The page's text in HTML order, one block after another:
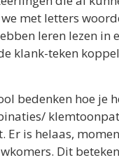
met letters
leren lezen in
klank-teken
bedenken hoe je
is helaas,
Dit